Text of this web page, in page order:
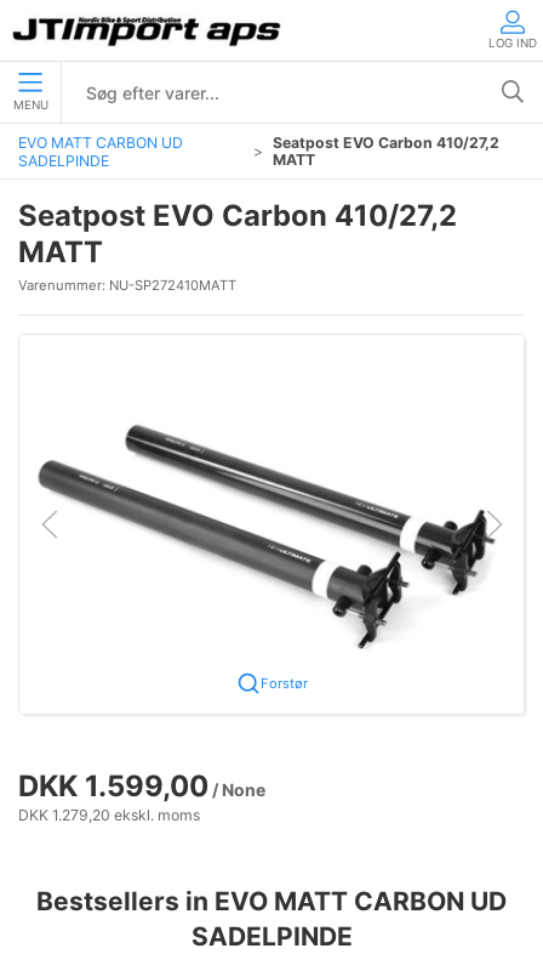
LOG IND
MENU
EVO MATT CARBON UD
SADELPINDE
Seatpost EVO Carbon 410/27,2
MATT
Seatpost EVO Carbon 410/27,2
MATT
Varenummer: NU-SP272410MATT
Forstør
DKK 1.599,00 / None
DKK 1.279,20 ekskl. moms
Bestsellers in EVO MATT CARBON UD
SADELPINDE